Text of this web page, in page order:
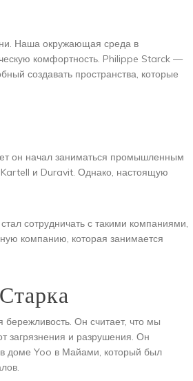
Наша окружающая среда в
комфортность. Philippe Starck —
создавать пространства, которые
он начал заниматься промышленным
и Duravit. Однако, настоящую
сотрудничать с такими компаниями,
компанию, которая занимается
Он считает, что мы
загрязнения и разрушения. Он
в доме Yoo в Майами, который был